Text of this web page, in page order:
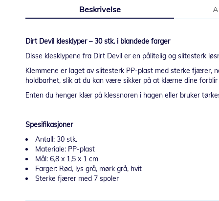
av
Beskrivelse
Dirt Devil klesklyper – 30 stk. i blandede farger
Disse klesklypene fra Dirt Devil er en pålitelig og slitesterk
Klemmene er laget av slitesterk PP-plast med sterke fjærer,
holdbarhet, slik at du kan være sikker på at klærne dine
Enten du henger klær på klessnoren i hagen eller bruker
Spesifikasjoner
Antall: 30 stk.
Materiale: PP-plast
Mål: 6,8 x 1,5 x 1 cm
Farger: Rød, lys grå, mørk grå, hvit
Sterke fjærer med 7 spoler